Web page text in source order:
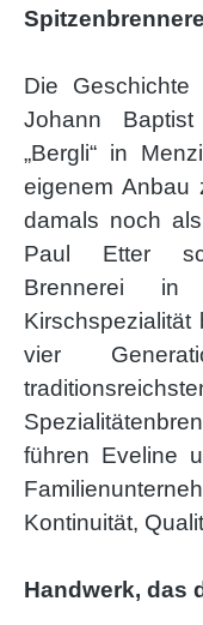
Die
Johann
„Bergli“ in
eigenem Anbau
damals noch
Paul Etter
Brennerei
Kirschspezialität
vier
führen Eveline
Kontinuität,
Handwerk, das